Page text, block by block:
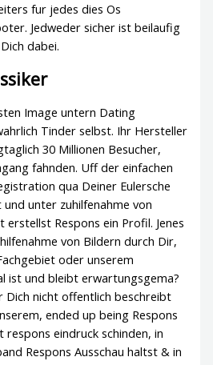
fur jedes dies Os
Jedweder sicher ist beilaufig
dabei.
Image untern Dating
Tinder selbst. Ihr Hersteller
30 Millionen Besucher,
fahnden. Uff der einfachen
qua Deiner Eulersche
unter zuhilfenahme von
Respons ein Profil. Jenes
von Bildern durch Dir,
oder unserem
ist und bleibt erwartungsgema?
Dich nicht offentlich beschreibt
ended up being Respons
respons eindruck schinden, in
Respons Ausschau haltst & in